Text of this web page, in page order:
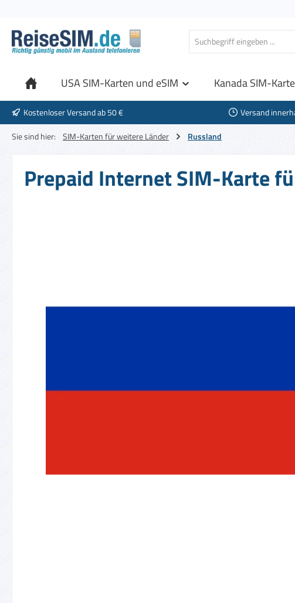
USA SIM-Karten und eSIM Kanada SIM-
Kostenloser Versand ab 50 € Versand
Sie sind hier:
SIM-Karten für weitere Länder Russland
Prepaid Internet SIM-Karte